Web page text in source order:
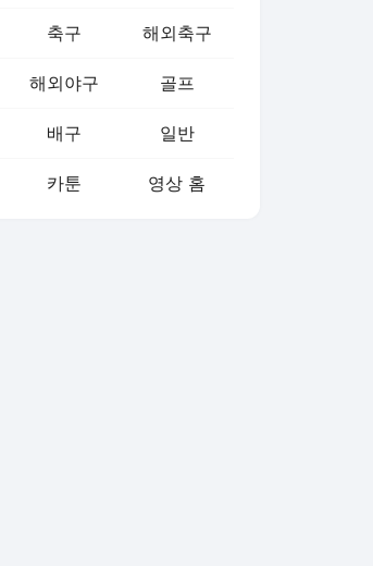
축구 해외축구
해외야구 골프
배구 일반
카툰 영상 홈